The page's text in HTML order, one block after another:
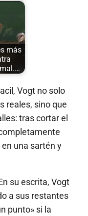
más
Vogt no solo
reales, sino que
tras cortar el
una sartén y
su escrita, Vogt
a sus restantes
punto» si la